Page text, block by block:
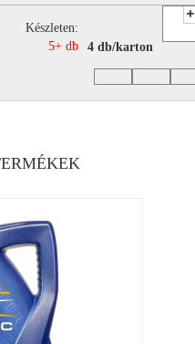
Készleten:
5+ db
4 db/karton